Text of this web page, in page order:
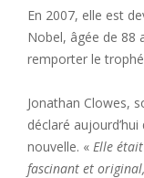
En 2007, elle est
Nobel, âgée de 88
remporter le
Jonathan Clowes,
déclaré
nouvelle. « Elle
fascinant et